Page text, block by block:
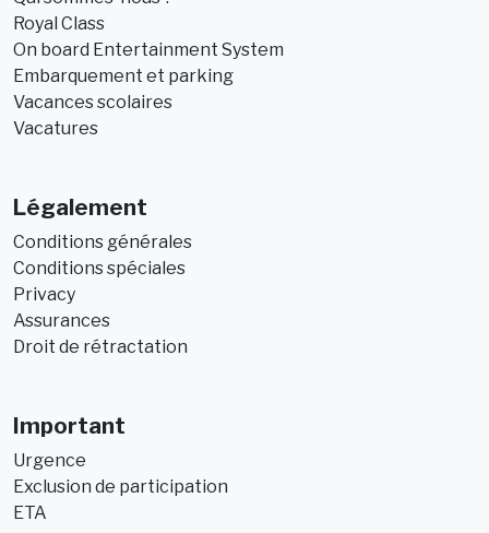
Royal Class
On board Entertainment System
Embarquement et parking
Vacances scolaires
Vacatures
Légalement
Conditions générales
Conditions spéciales
Privacy
Assurances
Droit de rétractation
Important
Urgence
Exclusion de participation
ETA